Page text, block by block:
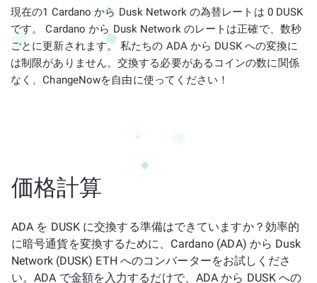
現在の1 Cardano から Dusk Network の為替レートは 0 DUSK
です。 Cardano から Dusk Network のレートは正確で、数秒
ごとに更新されます。 私たちの ADA から DUSK への変換に
は制限がありません。交換する必要があるコインの数に関係
なく、ChangeNowを自由に使ってください！
価格計算
ADA を DUSK に交換する準備はできていますか？効率的
に暗号通貨を変換するために、Cardano (ADA) から Dusk
Network (DUSK) ETH へのコンバーターをお試しくださ
い。ADA で金額を入力するだけで、ADA から DUSK への